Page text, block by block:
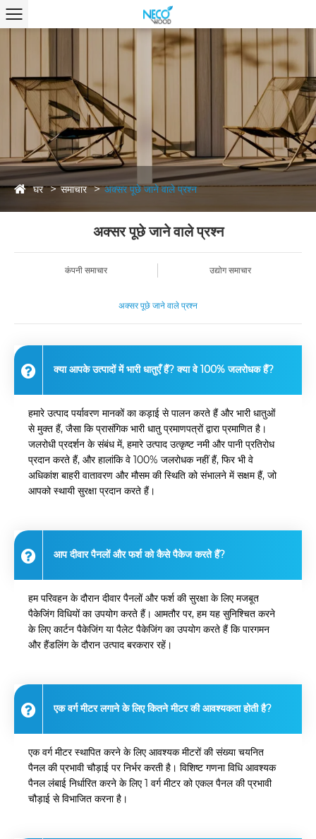
घर समाचार अक्सर पूछे जाने वाले प्रश्न
अक्सर पूछे जाने वाले प्रश्न
कंपनी समाचार उद्योग समाचार
अक्सर पूछे जाने वाले प्रश्न
क्या आपके उत्पादों में भारी धातुएँ हैं? क्या वे 100% जलरोधक हैं?
हमारे उत्पाद पर्यावरण मानकों का कड़ाई से पालन करते हैं और भारी धातुओं
से मुक्त हैं, जैसा कि प्रासंगिक भारी धातु प्रमाणपत्रों द्वारा प्रमाणित है।
जलरोधी प्रदर्शन के संबंध में, हमारे उत्पाद उत्कृष्ट नमी और पानी प्रतिरोध
प्रदान करते हैं, और हालांकि वे 100% जलरोधक नहीं हैं, फिर भी वे
अधिकांश बाहरी वातावरण और मौसम की स्थिति को संभालने में सक्षम हैं, जो
आपको स्थायी सुरक्षा प्रदान करते हैं।
आप दीवार पैनलों और फर्श को कैसे पैकेज करते हैं?
हम परिवहन के दौरान दीवार पैनलों और फर्श की सुरक्षा के लिए मजबूत
पैकेजिंग विधियों का उपयोग करते हैं। आमतौर पर, हम यह सुनिश्चित करने
के लिए कार्टन पैकेजिंग या पैलेट पैकेजिंग का उपयोग करते हैं कि पारगमन
और हैंडलिंग के दौरान उत्पाद बरकरार रहें।
एक वर्ग मीटर लगाने के लिए कितने मीटर की आवश्यकता होती है?
एक वर्ग मीटर स्थापित करने के लिए आवश्यक मीटरों की संख्या चयनित
पैनल की प्रभावी चौड़ाई पर निर्भर करती है। विशिष्ट गणना विधि आवश्यक
पैनल लंबाई निर्धारित करने के लिए 1 वर्ग मीटर को एकल पैनल की प्रभावी
चौड़ाई से विभाजित करना है।